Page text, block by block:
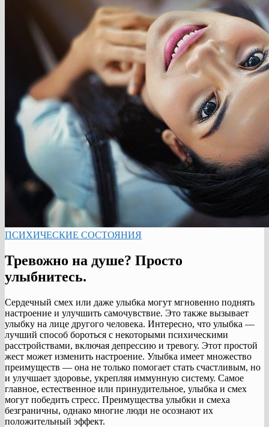
ПСИХИЧЕСКИЕ СОСТОЯНИЯ
Тревожно на душе? Просто
улыбнитесь.
Сердечный смех или даже улыбка могут мгновенно поднять
настроение и улучшить самочувствие. Это также вызывает
улыбку на лице другого человека. Интересно, что улыбка —
лучший способ бороться с некоторыми психическими
расстройствами, включая депрессию и тревогу. Этот простой
жест может изменить настроение. Улыбка имеет множество
преимуществ — она ​​не только помогает стать счастливым, но
и улучшает здоровье, укрепляя иммунную систему. Самое
главное, естественное или принудительное, улыбка и смех
могут победить стресс. Преимущества улыбки и смеха
безграничны, однако многие люди не осознают их
положительный эффект.